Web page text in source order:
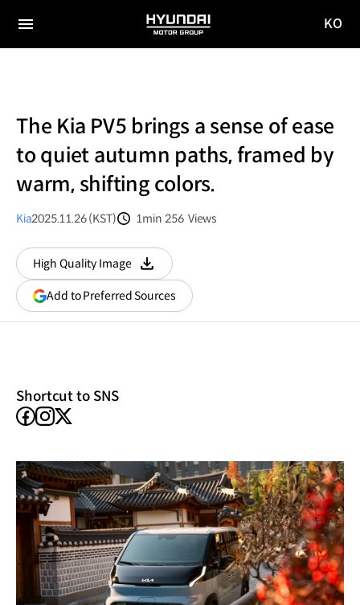
전체
HYUNDAI
MOTOR
KO
The Kia PV5 brings a sense of ease
to quiet autumn paths, framed by
warm, shifting colors.
Kia2025.11.26 (KST)
1min 256 Views
High Quality Image
다운로드
Add to Preferred Sources(opens
in
Shortcut to SNS
facebook
instagram
X